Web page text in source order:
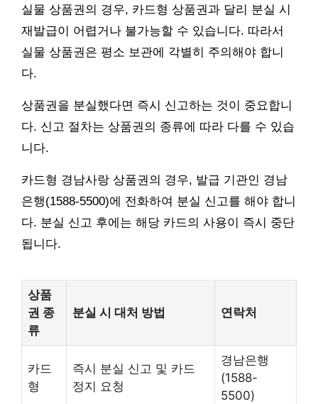
실물 상품권의 경우, 카드형 상품권과 달리 분실 시
재발급이 어렵거나 불가능할 수 있습니다. 따라서
실물 상품권은 평소 보관에 각별히 주의해야 합니
다.
상품권을 분실했다면 즉시 신고하는 것이 중요합니
다. 신고 절차는 상품권의 종류에 따라 다를 수 있습
니다.
카드형 경남사랑 상품권의 경우, 발급 기관인 경남
은행(1588-5500)에 전화하여 분실 신고를 해야 합니
다. 분실 신고 후에는 해당 카드의 사용이 즉시 중단
됩니다.
상품
권 종
류
분실 시 대처 방법 연락처
카드
형
즉시 분실 신고 및 카드
정지 요청
경남은행
(1588-
5500)